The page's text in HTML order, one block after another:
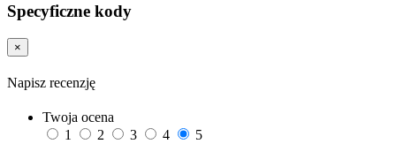
Specyficzne kody
×
Napisz recenzję
Twoja ocena
1
2 3 4 5